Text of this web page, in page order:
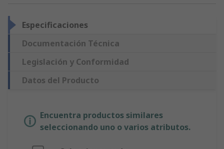
Especificaciones
Documentación Técnica
Legislación y Conformidad
Datos del Producto
Encuentra productos similares
seleccionando uno o varios atributos.